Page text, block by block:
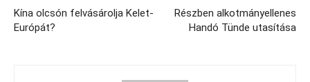
Kína olcsón felvásárolja Kelet-
Európát?
Részben alkotmányellenes
Handó Tünde utasítása